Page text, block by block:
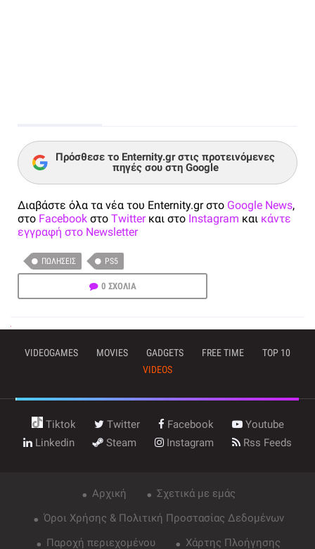
Πρόσθεσε το Enternity.gr στις προτεινόμενες
πηγές σου στη Google
Διαβάστε όλα τα νέα του Enternity.gr στο Google News,
στο Facebook στο Twitterκαι στο Instagram και κάντε
εγγραφή στο Newsletter
ΠΩΛΉΣΕΙΣ PS5
0 ΣΧΟΛΙΑ
VIDEOGAMES MOVIES GADGETS FREE TIME
TOP 10
VIDEOS
Tiktok Twitter Facebook
Youtube
Linkedin
Steam Instagram Rss Feeds
Αρχική
Σχετικά με εμάς
Όροι Χρήσης & Πολιτική Προστασίας Δεδομένων
Παροχή περιεχομένου
Χάρτης Πλοήγησης